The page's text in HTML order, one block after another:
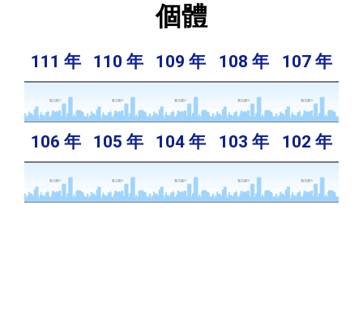
個體
111 年 110 年 109 年 108 年 107 年
106 年 105 年 104 年 103 年 102 年